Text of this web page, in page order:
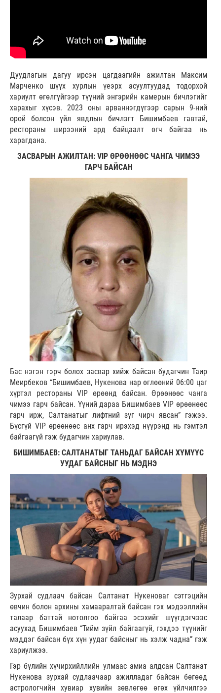
Дуудлагын дагуу ирсэн цагдаагийн ажилтан Максим
Марченко шүүх хурлын үеэрх асуултуудад тодорхой
хариулт өгөлгүйгээр түүний энгэрийн камерын бичлэгийг
харахыг хүсэв. 2023 оны арваннэгдүгээр сарын 9-ний
орой болсон үйл явдлын бичлэгт Бишимбаев гавтай,
рестораны ширээний ард байцаалт өгч байгаа нь
харагдана.
ЗАСВАРЫН АЖИЛТАН: VIP ӨРӨӨНӨӨС ЧАНГА ЧИМЭЭ
ГАРЧ БАЙСАН
Бас нэгэн гэрч болох засвар хийж байсан будагчин Таир
Меирбеков “Бишимбаев, Нукенова нар өглөөний 06:00 цаг
хүртэл рестораны VIP өрөөнд байсан. Өрөөнөөс чанга
чимээ гарч байсан. Үүний дараа Бишимбаев VIP өрөөнөөс
гарч ирж, Салтанатыг лифтний зүг чирч явсан” гэжээ.
Бүсгүй VIP өрөөнөөс анх гарч ирэхэд нүүрэнд нь гэмтэл
байгаагүй гэж будагчин хариулав.
БИШИМБАЕВ: САЛТАНАТЫГ ТАНЬДАГ БАЙСАН ХҮМҮҮС
УУДАГ БАЙСНЫГ НЬ МЭДНЭ
Зурхай судлаач байсан Салтанат Нукеноваг сэтгэцийн
өвчин болон архины хамааралтай байсан гэх мэдээллийн
талаар баттай нотолгоо байгаа эсэхийг шүүгдэгчээс
асуухад Бишимбаев “Тийм зүйл байгаагүй, гэхдээ түүнийг
мэддэг байсан бүх хүн уудаг байсныг нь хэлж чадна” гэж
хариулжээ.
Гэр бүлийн хүчирхийллийн улмаас амиа алдсан Салтанат
Нукенова зурхай судлаачаар ажилладаг байсан бөгөөд
астрологчийн хувиар хувийн зөвлөгөө өгөх үйлчилгээ